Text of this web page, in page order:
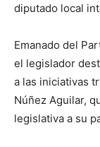
diputado local
Emanado del
el legislador
a las iniciativas
Núñez Aguilar,
legislativa a su